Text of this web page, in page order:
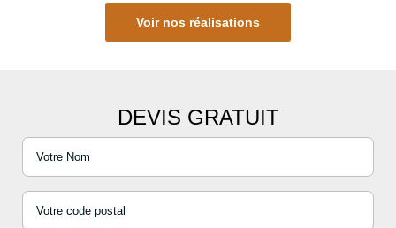
Voir nos réalisations
DEVIS GRATUIT